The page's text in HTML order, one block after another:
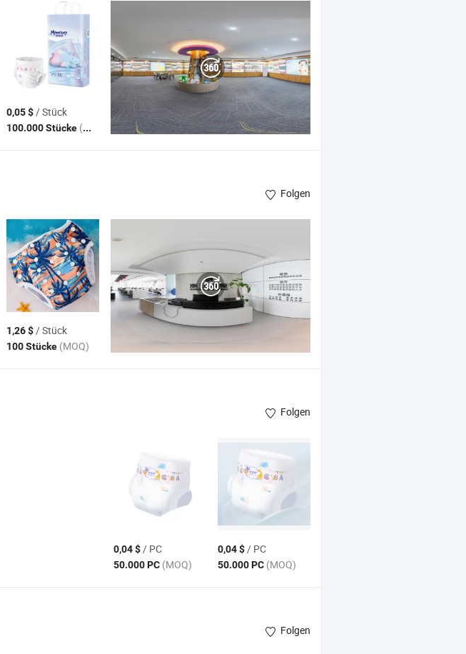
0,05 $/ Stück
100.000 Stücke (MOQ)
Folgen
1,26 $/ Stück
100 Stücke (MOQ)
Folgen
0,04 $/ PC
50.000 PC (MOQ)
0,04 $/ PC
50.000 PC (MOQ)
Folgen